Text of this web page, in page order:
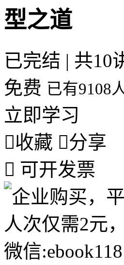
型之道
已完结 | 共10
免费 已有9108
立即学习
收藏 分享
 可开发票